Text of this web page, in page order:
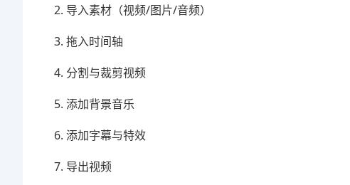
导入素材（视频/图片/音频）
拖入时间轴
分割与裁剪视频
添加背景音乐
添加字幕与特效
导出视频